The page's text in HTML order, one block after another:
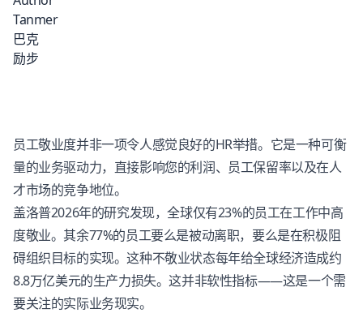
员工敬业度并非一项令人感觉良好的HR举措。它是一种可衡
量的业务驱动力，直接影响您的利润、员工保留率以及在人
才市场的竞争地位。
盖洛普2026年的研究发现，全球仅有23%的员工在工作中高
度敬业。其余77%的员工要么是被动离职，要么是在积极阻
碍组织目标的实现。这种不敬业状态每年给全球经济造成约
8.8万亿美元的生产力损失。这并非软性指标——这是一个需
要关注的实际业务现实。